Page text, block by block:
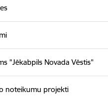
"Jēkabpils Novada Vēstis"
noteikumu projekti